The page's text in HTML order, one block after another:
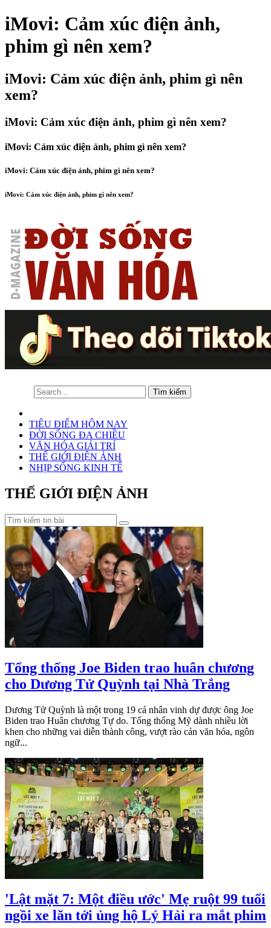
iMovi: Cảm xúc điện ảnh,
phim gì nên xem?
iMovi: Cảm xúc điện ảnh, phim gì nên
xem?
iMovi: Cảm xúc điện ảnh, phim gì nên xem?
iMovi: Cảm xúc điện ảnh, phim gì nên xem?
iMovi: Cảm xúc điện ảnh, phim gì nên xem?
iMovi: Cảm xúc điện ảnh, phim gì nên xem?
TIÊU ĐIỂM HÔM NAY
ĐỜI SỐNG ĐA CHIỀU
VĂN HÓA GIẢI TRÍ
THẾ GIỚI ĐIỆN ẢNH
NHỊP SỐNG KINH TẾ
THẾ GIỚI ĐIỆN ẢNH
Tổng thống Joe Biden trao huân chương
cho Dương Tử Quỳnh tại Nhà Trắng
Dương Tử Quỳnh là một trong 19 cá nhân vinh dự được ông Joe
Biden trao Huân chương Tự do. Tổng thống Mỹ dành nhiều lời
khen cho những vai diễn thành công, vượt rào cản văn hóa, ngôn
ngữ...
'Lật mặt 7: Một điều ước' Mẹ ruột 99 tuổi
ngồi xe lăn tới ủng hộ Lý Hải ra mắt phim